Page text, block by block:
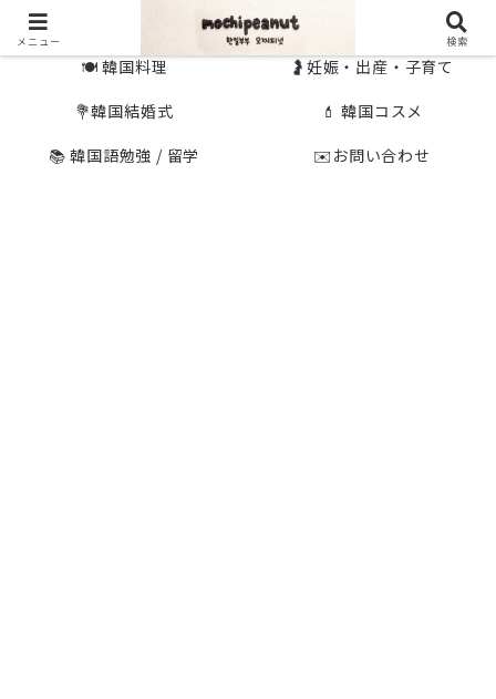
🍽 韓国料理
🤰妊娠・出産・子育て
💐韓国結婚式
💄 韓国コスメ
📚 韓国語勉強 / 留学
✉️お問い合わせ
メニュー 検索